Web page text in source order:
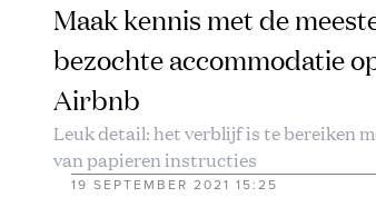
Maak kennis met de
bezochte accommodatie
Airbnb
Leuk detail: het verblijf is te bereiken
van papieren instructies
19 SEPTEMBER 2021 15:25